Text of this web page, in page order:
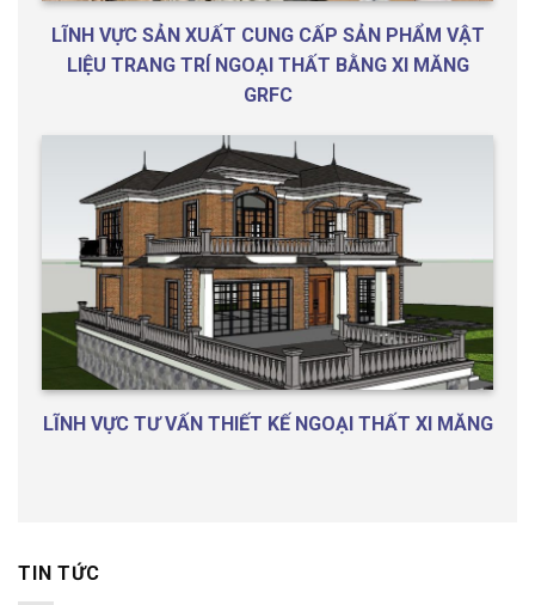
LĨNH VỰC SẢN XUẤT CUNG CẤP SẢN PHẨM VẬT
LIỆU TRANG TRÍ NGOẠI THẤT BẰNG XI MĂNG
GRFC
LĨNH VỰC TƯ VẤN THIẾT KẾ NGOẠI THẤT XI MĂNG
TIN TỨC